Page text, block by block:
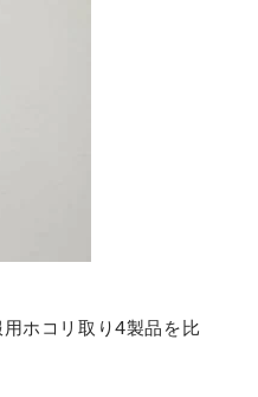
ホコリ取り4製品を比